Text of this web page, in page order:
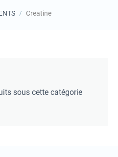
/ Creatine
sous cette catégorie